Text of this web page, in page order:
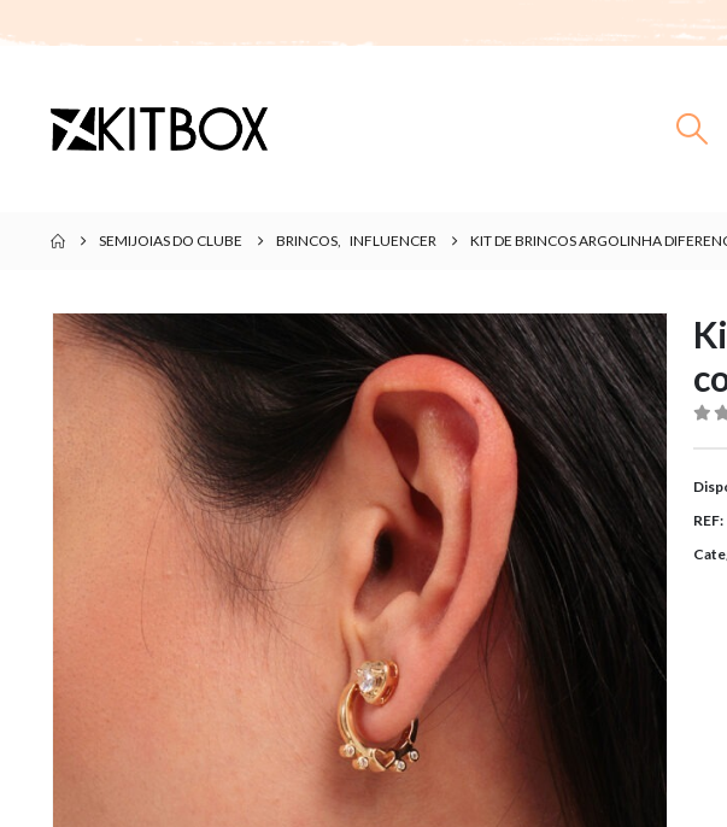
SEMIJOIAS DO CLUBE BRINCOS, INFLUENCER KIT DE BRINCOS ARGOLINHA
REF: